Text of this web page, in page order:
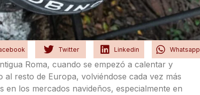
Twitter Linkedin Whatsapp
Roma, cuando se empezó a calentar y
resto de Europa, volviéndose cada vez más
en los mercados navideños, especialmente en